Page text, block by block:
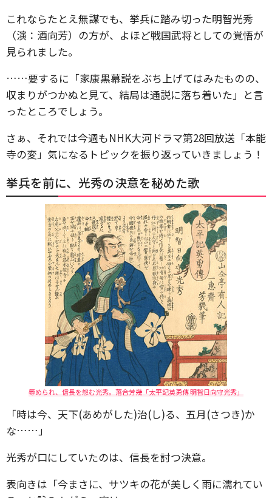
これならたとえ無謀でも、挙兵に踏み切った明智光秀
（演：酒向芳）の方が、よほど戦国武将としての覚悟が
見られました。
……要するに「家康黒幕説をぶち上げてはみたものの、
収まりがつかぬと見て、結局は通説に落ち着いた」と言
ったところでしょう。
さぁ、それでは今週もNHK大河ドラマ第28回放送「本能
寺の変」気になるトピックを振り返っていきましょう！
挙兵を前に、光秀の決意を秘めた歌
辱められ、信長を怨む光秀。落合芳幾「太平記英勇傳 明智日向守光秀」
「時は今、天下(あめがした)治(し)る、五月(さつき)か
な……」
光秀が口にしていたのは、信長を討つ決意。
表向きは「今まさに、サツキの花が美しく雨に濡れてい